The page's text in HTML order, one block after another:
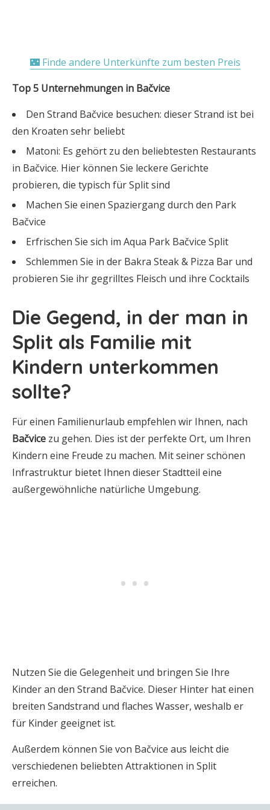
🌃 Finde andere Unterkünfte zum besten Preis
Top 5 Unternehmungen in Bačvice
Den Strand Bačvice besuchen: dieser Strand ist bei
den Kroaten sehr beliebt
Matoni: Es gehört zu den beliebtesten Restaurants
in Bačvice. Hier können Sie leckere Gerichte
probieren, die typisch für Split sind
Machen Sie einen Spaziergang durch den Park
Bačvice
Erfrischen Sie sich im Aqua Park Bačvice Split
Schlemmen Sie in der Bakra Steak & Pizza Bar und
probieren Sie ihr gegrilltes Fleisch und ihre Cocktails
Die Gegend, in der man in
Split als Familie mit
Kindern unterkommen
sollte?
Für einen Familienurlaub empfehlen wir Ihnen, nach
Bačvice zu gehen. Dies ist der perfekte Ort, um Ihren
Kindern eine Freude zu machen. Mit seiner schönen
Infrastruktur bietet Ihnen dieser Stadtteil eine
außergewöhnliche natürliche Umgebung.
Nutzen Sie die Gelegenheit und bringen Sie Ihre
Kinder an den Strand Bačvice. Dieser Hinter hat einen
breiten Sandstrand und flaches Wasser, weshalb er
für Kinder geeignet ist.
Außerdem können Sie von Bačvice aus leicht die
verschiedenen beliebten Attraktionen in Split
erreichen.